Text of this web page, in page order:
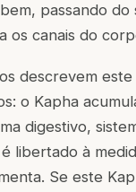
passando do
os canais do
descrevem
o Kapha
digestivo,
libertado à
Se este